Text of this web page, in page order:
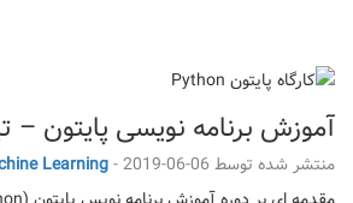
آموزش برنامه نویسی پایتون – تیر
منتشر شده توسط Learning-2019-06-06